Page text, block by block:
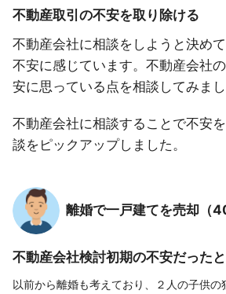
不動産取引の不安を取り除ける
不動産会社に相談をしようと決め
不安に感じています。不動産会社
安に思っている点を相談してみまし
不動産会社に相談することで不安
談をピックアップしました。
離婚で一戸建てを売却（
不動産会社検討初期の不安だった
以前から離婚も考えており、２人の子供